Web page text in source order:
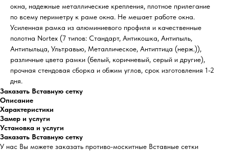
окна, надежные металлические крепления, плотное прилегание
по всему периметру к раме окна. Не мешает работе окна.
Усиленная рамка из алюминиевого профиля и качественные
полотна Nortex (7 типов: Стандарт, Антикошка, Антипыль,
Антипыльца, Ультравью, Металлическое, Антиптица (нерж.)),
различные цвета рамки (белый, коричневый, серый и другие),
прочная стендовая сборка и обжим углов, срок изготовления 1-2
дня.
Заказать Вставную сетку
Описание
Характеристики
Замер и услуги
Установка и услуги
Заказать Вставную сетку
У нас Вы можете заказать противо-москитные Вставные сетки